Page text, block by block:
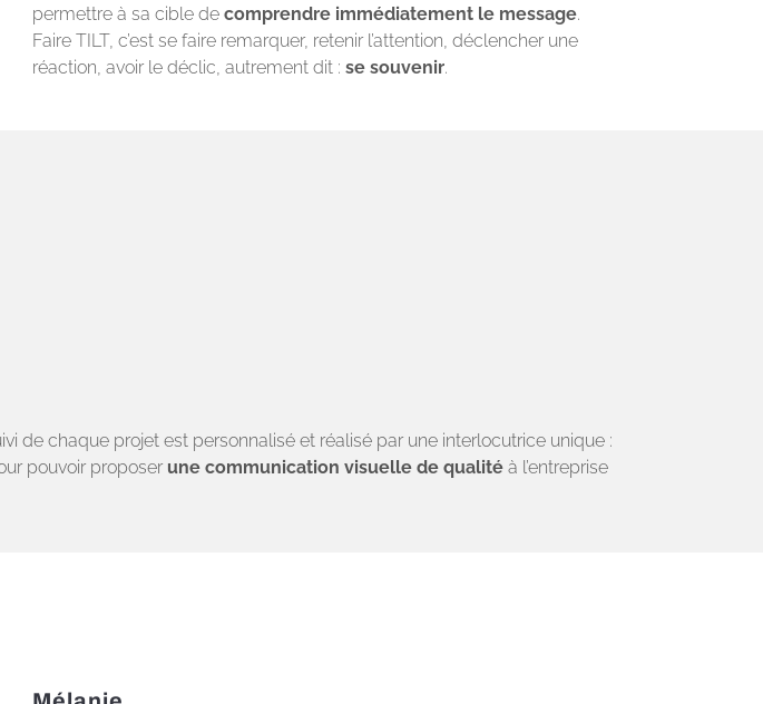
permettre à sa cible decomprendre immédiatement le message.
Faire TILT, c’est se faire remarquer, retenir l’attention, déclencher une
réaction, avoir le déclic, autrement dit :se souvenir.
de chaque projet est personnalisé et réalisé par une interlocutrice unique :
pouvoir proposer une communication visuelle de qualité à l’entreprise